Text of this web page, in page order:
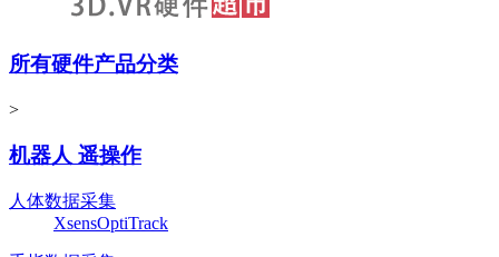
所有硬件产品分类
>
机器人 遥操作
人体数据采集
XsensOptiTrack